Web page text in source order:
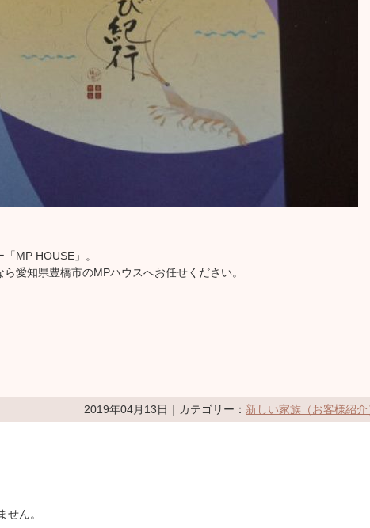
MP HOUSE」。
愛知県豊橋市のMPハウスへお任せください。
2019年04月13日｜カテゴリー： 新しい家族（お客様紹介
せん。